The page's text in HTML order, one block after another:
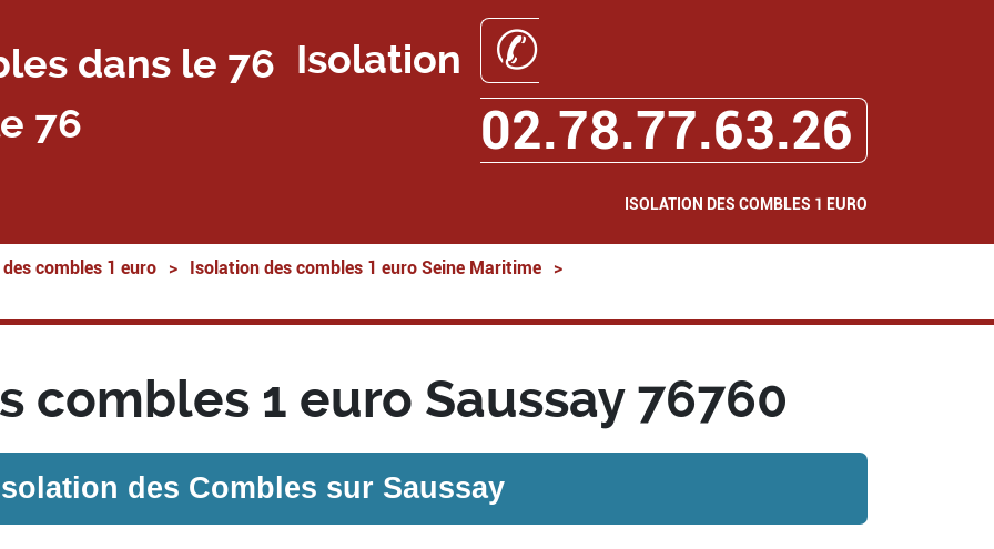
Isolation
76
✆
02.78.77.63.26
ISOLATION DES COMBLES 1 EURO
combles 1 euro > Isolation des combles 1 euro Seine Maritime >
combles 1 euro Saussay 76760
des Combles sur Saussay